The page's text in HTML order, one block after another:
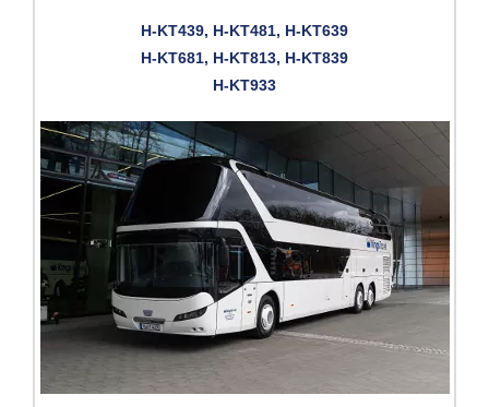
H-KT439, H-KT481, H-KT639
H-KT681, H-KT813, H-KT839
H-KT933